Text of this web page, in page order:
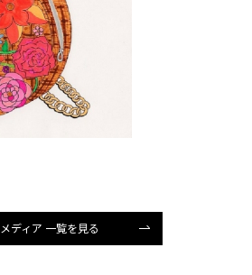
メディア 一覧を見る